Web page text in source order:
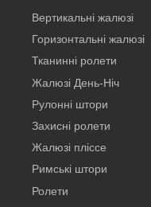
Вертикальнi жалюзi
Горизонтальні жалюзі
Тканинні ролети
Жалюзі День-Ніч
Рулонні штори
Захисні ролети
Жалюзі пліссе
Римські штори
Ролети